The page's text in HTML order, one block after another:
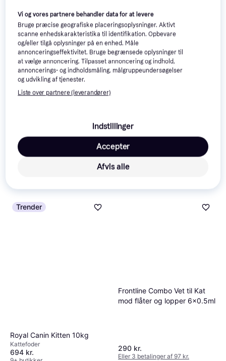
Kitten 4kg
4.8
Kattefoder
Ryom Mejsekasse med fast
tag 12x14x30cm
Fuglehus
Trender
Royal Canin Kitten 10kg
Kattefoder
694 kr.
Frontline Combo Vet til Kat
mod flåter og lopper 6x0.5ml
290 kr.
Eller 3 betalinger af 97 kr.
Vi og vores partnere behandler data for at levere
Bruge præcise geografiske placeringsoplysninger. Aktivt
scanne enhedskarakteristika til identifikation. Opbevare
og/eller tilgå oplysninger på en enhed. Måle
annonceringseffektivitet. Bruge begrænsede oplysninger til
at vælge annoncering. Tilpasset annoncering og indhold,
annoncerings- og indholdsmåling, målgruppeundersøgelser
og udvikling af tjenester.
Liste over partnere (leverandører)
Indstillinger
Afvis alle
Accepter